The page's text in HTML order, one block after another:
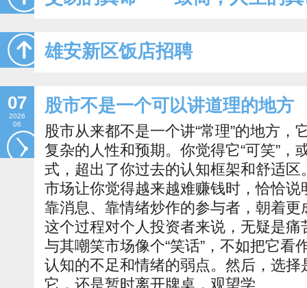
雄安新区饭店招聘
07
2026
06
股市不是一个可以讲道理的地方
股市从来都不是一个讲“常理”的地方，
复杂的人性和预期。你觉得它“可笑”，
式，超出了你过去的认知框架和舒适
市场让你觉得越来越难赚钱时，恰恰
靠消息、靠情绪炒作的参与者，朝着
这个过程对个人投资者来说，无疑是
与其嘲笑市场像个“笑话”，不如把它看
认知的不足和情绪的弱点。然后，选择
它，还是暂时离开牌桌，观望学